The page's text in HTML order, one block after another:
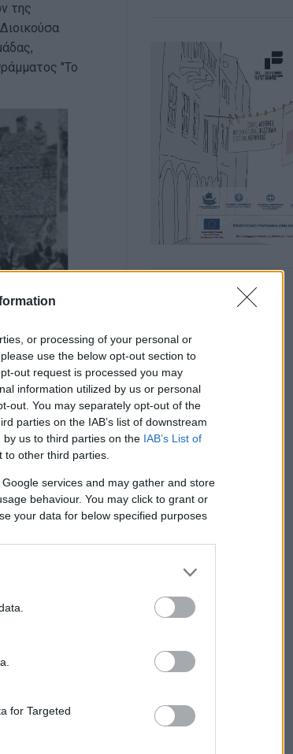
or processing of your personal or
use the below opt-out section to
out request is processed you may
information utilized by us or personal
out. You may separately opt-out of the
parties on the IAB’s list of downstream
us to third parties on the IAB’s List of
other third parties.
services and may gather and store
behaviour. You may click to grant or
your data for below specified purposes
for Targeted
της
"Το
του
Ελληνικής
που
των μπαντών
από αυτό,
των μπαντών
τούτου,
αυτής ως
του
από
Εταιρίας.
Κώστας
σε